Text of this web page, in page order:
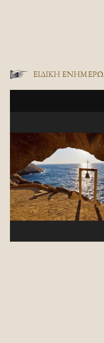
ΕΙΔΙΚΉ